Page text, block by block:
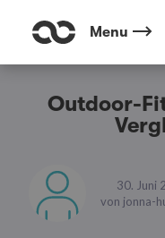
Menu
Outdoor-
30. Juni
von jonna-